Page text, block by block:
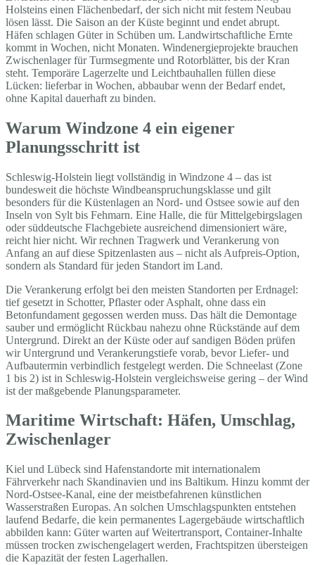
Holsteins einen Flächenbedarf, der sich nicht mit festem Neubau
lösen lässt. Die Saison an der Küste beginnt und endet abrupt.
Häfen schlagen Güter in Schüben um. Landwirtschaftliche Ernte
kommt in Wochen, nicht Monaten. Windenergieprojekte brauchen
Zwischenlager für Turmsegmente und Rotorblätter, bis der Kran
steht. Temporäre Lagerzelte und Leichtbauhallen füllen diese
Lücken: lieferbar in Wochen, abbaubar wenn der Bedarf endet,
ohne Kapital dauerhaft zu binden.
Warum Windzone 4 ein eigener
Planungsschritt ist
Schleswig-Holstein liegt vollständig in Windzone 4 – das ist
bundesweit die höchste Windbeanspruchungsklasse und gilt
besonders für die Küstenlagen an Nord- und Ostsee sowie auf den
Inseln von Sylt bis Fehmarn. Eine Halle, die für Mittelgebirgslagen
oder süddeutsche Flachgebiete ausreichend dimensioniert wäre,
reicht hier nicht. Wir rechnen Tragwerk und Verankerung von
Anfang an auf diese Spitzenlasten aus – nicht als Aufpreis-Option,
sondern als Standard für jeden Standort im Land.
Die Verankerung erfolgt bei den meisten Standorten per Erdnagel:
tief gesetzt in Schotter, Pflaster oder Asphalt, ohne dass ein
Betonfundament gegossen werden muss. Das hält die Demontage
sauber und ermöglicht Rückbau nahezu ohne Rückstände auf dem
Untergrund. Direkt an der Küste oder auf sandigen Böden prüfen
wir Untergrund und Verankerungstiefe vorab, bevor Liefer- und
Aufbautermin verbindlich festgelegt werden. Die Schneelast (Zone
1 bis 2) ist in Schleswig-Holstein vergleichsweise gering – der Wind
ist der maßgebende Planungsparameter.
Maritime Wirtschaft: Häfen, Umschlag,
Zwischenlager
Kiel und Lübeck sind Hafenstandorte mit internationalem
Fährverkehr nach Skandinavien und ins Baltikum. Hinzu kommt der
Nord-Ostsee-Kanal, eine der meistbefahrenen künstlichen
Wasserstraßen Europas. An solchen Umschlagspunkten entstehen
laufend Bedarfe, die kein permanentes Lagergebäude wirtschaftlich
abbilden kann: Güter warten auf Weitertransport, Container-Inhalte
müssen trocken zwischengelagert werden, Frachtspitzen übersteigen
die Kapazität der festen Lagerhallen.